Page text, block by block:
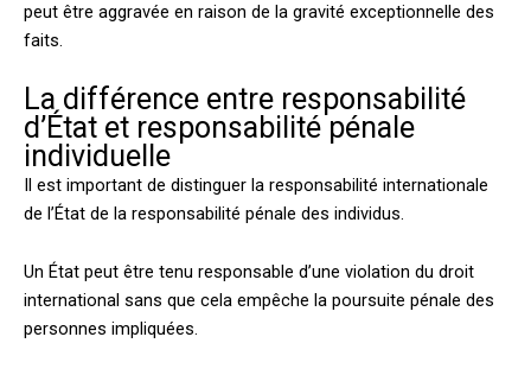
peut être aggravée en raison de la gravité exceptionnelle des
faits.
La différence entre responsabilité
d’État et responsabilité pénale
individuelle
Il est important de distinguer la responsabilité internationale
de l’État de la responsabilité pénale des individus.
Un État peut être tenu responsable d’une violation du droit
international sans que cela empêche la poursuite pénale des
personnes impliquées.